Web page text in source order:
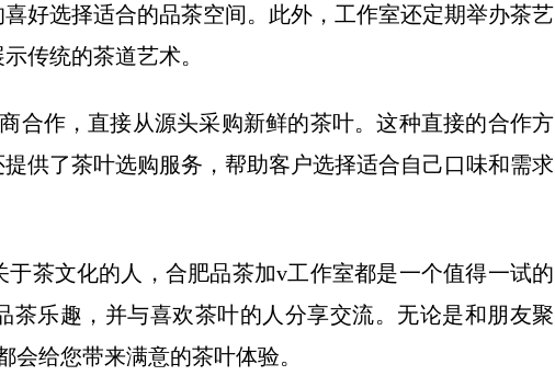
好选择适合的品茶空间。此外，工作室还定期举办茶艺
传统的茶道艺术。
合作，直接从源头采购新鲜的茶叶。这种直接的合作方
供了茶叶选购服务，帮助客户选择适合自己口味和需求
茶文化的人，合肥品茶加v工作室都是一个值得一试的
茶乐趣，并与喜欢茶叶的人分享交流。无论是和朋友聚
给您带来满意的茶叶体验。